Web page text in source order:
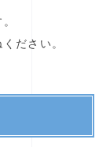
ださい。